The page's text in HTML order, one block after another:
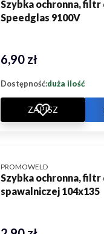
Szybka ochronna, filtr
Speedglas 9100V
Cena
6,90 zł
Dostępność:duża ilość
ZAPISZ
Szybka ochronna, filtr
spawalniczej 104x135
PRODUCENT
PROMOWELD